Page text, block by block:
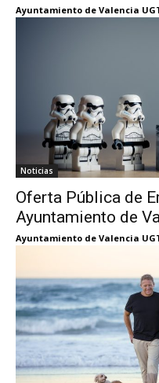
Ayuntamiento de Valencia
Noticias
Oferta Pública de
Ayuntamiento de
Ayuntamiento de Valencia